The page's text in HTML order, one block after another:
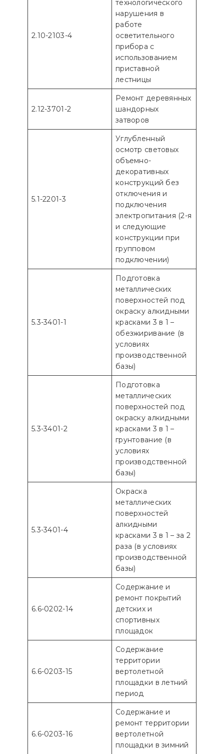
2.10-2103-4
технологического
нарушения в
работе
осветительного
прибора с
использованием
приставной
лестницы
2.12-3701-2
Ремонт деревянных
шандорных
затворов
5.1-2201-3
Углубленный
осмотр световых
объемно-
декоративных
конструкций без
отключения и
подключения
электропитания (2-я
и следующие
конструкции при
групповом
подключении)
5.3-3401-1
Подготовка
металлических
поверхностей под
окраску алкидными
красками 3 в 1 –
обезжиривание (в
условиях
производственной
базы)
5.3-3401-2
Подготовка
металлических
поверхностей под
окраску алкидными
красками 3 в 1 –
грунтование (в
условиях
производственной
базы)
5.3-3401-4
Окраска
металлических
поверхностей
алкидными
красками 3 в 1 – за 2
раза (в условиях
производственной
базы)
6.6-0202-14
Содержание и
ремонт покрытий
детских и
спортивных
площадок
6.6-0203-15
Содержание
территории
вертолетной
площадки в летний
период
6.6-0203-16
Содержание и
ремонт территории
вертолетной
площадки в зимний